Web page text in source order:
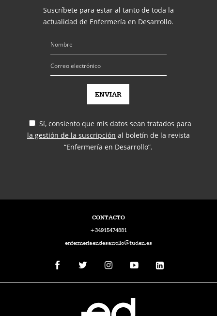
Suscríbete para estar al tanto de toda la
actualidad de Enfermería en Desarrollo.
Sí, consiento que mis datos sean tratados para
la gestión de la suscripción al boletín de la revista
“Enfermería en Desarrollo”.
CONTACTO
+34915474881
enfermeriaendesarrollo@fuden.es